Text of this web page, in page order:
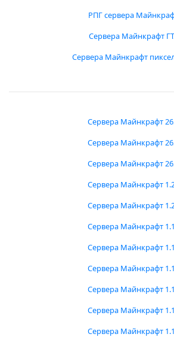
РПГ сервера
Сервера Майнкрафт
Сервера Майнкрафт
Сервера Майнкрафт
Сервера Майнкрафт
Сервера Майнкрафт
Сервера Майнкрафт
Сервера Майнкрафт
Сервера Майнкрафт
Сервера Майнкрафт
Сервера Майнкрафт
Сервера Майнкрафт
Сервера Майнкрафт
Сервера Майнкрафт